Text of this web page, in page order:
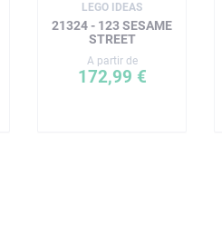
LEGO IDEAS
21324 - 123 SESAME
STREET
A partir de
172,99 €